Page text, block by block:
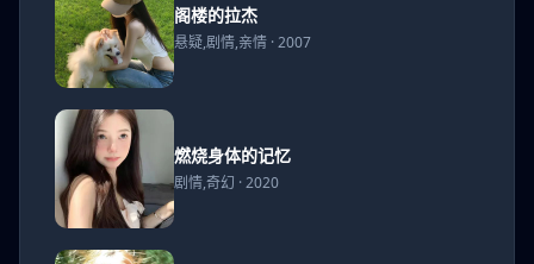
阁楼
的拉
杰
阁楼的拉杰
悬疑,剧情,亲情 · 2007
燃烧
身体
的记
忆
燃烧身体的记忆
剧情,奇幻 · 2020